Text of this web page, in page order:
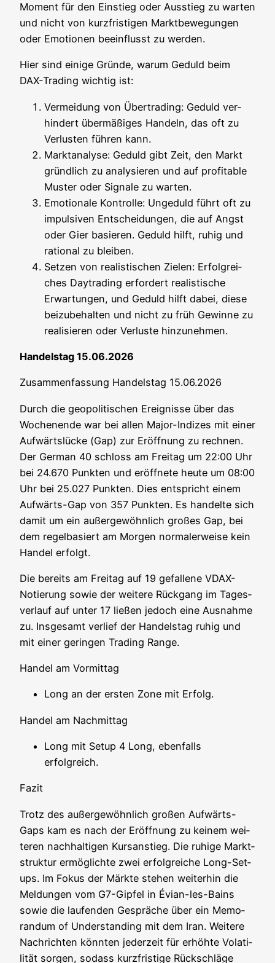
Moment für den Ein­stieg oder Aus­stieg zu war­ten
und nicht von kurz­fris­ti­gen Markt­be­we­gun­gen
oder Emo­tio­nen beein­flusst zu werden.
Hier sind eini­ge Grün­de, war­um Geduld beim
DAX-Tra­ding wich­tig ist:
Ver­mei­dung von Über­tra­ding: Geduld ver­
hin­dert über­mä­ßi­ges Han­deln, das oft zu
Ver­lus­ten füh­ren kann.
Markt­ana­ly­se: Geduld gibt Zeit, den Markt
gründ­lich zu ana­ly­sie­ren und auf pro­fi­ta­ble
Mus­ter oder Signa­le zu warten.
Emo­tio­na­le Kon­trol­le: Unge­duld führt oft zu
impul­si­ven Ent­schei­dun­gen, die auf Angst
oder Gier basie­ren. Geduld hilft, ruhig und
ratio­nal zu bleiben.
Set­zen von rea­lis­ti­schen Zie­len: Erfolg­rei­
ches Day­tra­ding erfor­dert rea­lis­ti­sche
Erwar­tun­gen, und Geduld hilft dabei, die­se
bei­zu­be­hal­ten und nicht zu früh Gewin­ne zu
rea­li­sie­ren oder Ver­lus­te hinzunehmen.
Han­dels­tag 15.06.2026
Zusam­men­fas­sung Han­dels­tag 15.06.2026
Durch die geo­po­li­ti­schen Ereig­nis­se über das
Wochen­en­de war bei allen Major-Indi­zes mit einer
Auf­wärts­lü­cke (Gap) zur Eröff­nung zu rech­nen.
Der Ger­man 40 schloss am Frei­tag um 22:00 Uhr
bei 24.670 Punk­ten und eröff­ne­te heu­te um 08:00
Uhr bei 25.027 Punk­ten. Dies ent­spricht einem
Auf­wärts-Gap von 357 Punk­ten. Es han­del­te sich
damit um ein außer­ge­wöhn­lich gro­ßes Gap, bei
dem regel­ba­siert am Mor­gen nor­ma­ler­wei­se kein
Han­del erfolgt.
Die bereits am Frei­tag auf 19 gefal­le­ne VDAX-
Notie­rung sowie der wei­te­re Rück­gang im Tages­
ver­lauf auf unter 17 lie­ßen jedoch eine Aus­nah­me
zu. Ins­ge­samt ver­lief der Han­dels­tag ruhig und
mit einer gerin­gen Tra­ding Range.
Han­del am Vormittag
Long an der ers­ten Zone mit Erfolg.
Han­del am Nachmittag
Long mit Set­up 4 Long, eben­falls
erfolgreich.
Fazit
Trotz des außer­ge­wöhn­lich gro­ßen Auf­wärts-
Gaps kam es nach der Eröff­nung zu kei­nem wei­
te­ren nach­hal­ti­gen Kurs­an­stieg. Die ruhi­ge Markt­
struk­tur ermög­lich­te zwei erfolg­rei­che Long-Set­
ups. Im Fokus der Märk­te ste­hen wei­ter­hin die
Mel­dun­gen vom G7-Gip­fel in Évi­an-les-Bains
sowie die lau­fen­den Gesprä­che über ein Memo­
ran­dum of Under­stan­ding mit dem Iran. Wei­te­re
Nach­rich­ten könn­ten jeder­zeit für erhöh­te Vola­ti­
li­tät sor­gen, sodass kurz­fris­ti­ge Rück­schlä­ge